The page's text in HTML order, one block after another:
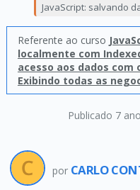
Publicado 7
JavaScript: salvando
Referente ao curso
localmente com
acesso aos dados com
Exibindo todas as
por CARLO